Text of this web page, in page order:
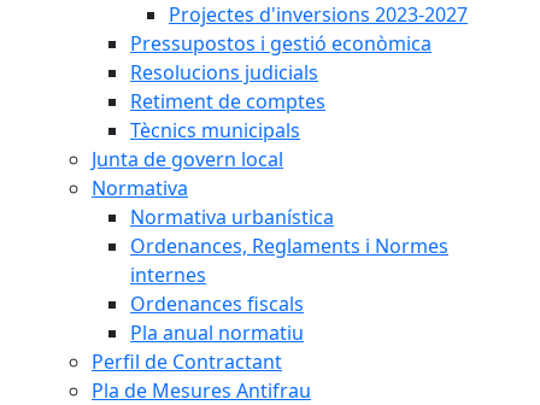
Projectes d'inversions 2023-2027
Pressupostos i gestió econòmica
Resolucions judicials
Retiment de comptes
Tècnics municipals
Junta de govern local
Normativa
Normativa urbanística
Ordenances, Reglaments i Normes
internes
Ordenances fiscals
Pla anual normatiu
Perfil de Contractant
Pla de Mesures Antifrau